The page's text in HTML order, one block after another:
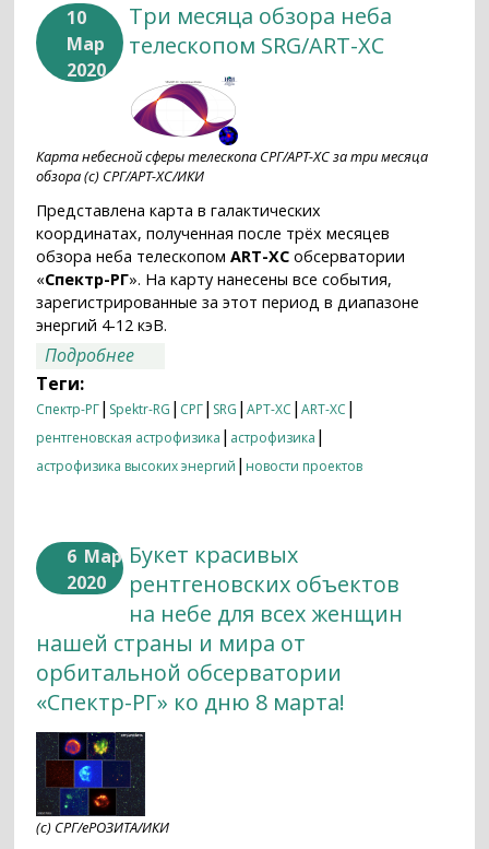
10
Мар
2020
Три месяца обзора неба
телескопом SRG/ART-XC
Карта небесной сферы телескопа СРГ/АРТ-ХС за три месяца
обзора (с) СРГ/АРТ-ХС/ИКИ
Представлена карта в галактических
координатах, полученная после трёх месяцев
обзора неба телескопомART-XC обсерватории
«Спектр-РГ». На карту нанесены все события,
зарегистрированные за этот период в диапазоне
энергий 4-12 кэВ.
Подробнее
Теги:
Спектр-РГ| Spektr-RG | СРГ| SRG |АРТ-ХС |ART-XC |
рентгеновская астрофизика | астрофизика |
астрофизика высоких энергий | новости проектов
6 Мар
2020
Букет красивых
рентгеновских объектов
на небе для всех женщин
нашей страны и мира от
орбитальной обсерватории
«Спектр-РГ» ко дню 8 марта!
(с) СРГ/еРОЗИТА/ИКИ